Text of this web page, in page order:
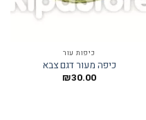
כיפות עור
כיפה מעור דגם צבא
₪30.00